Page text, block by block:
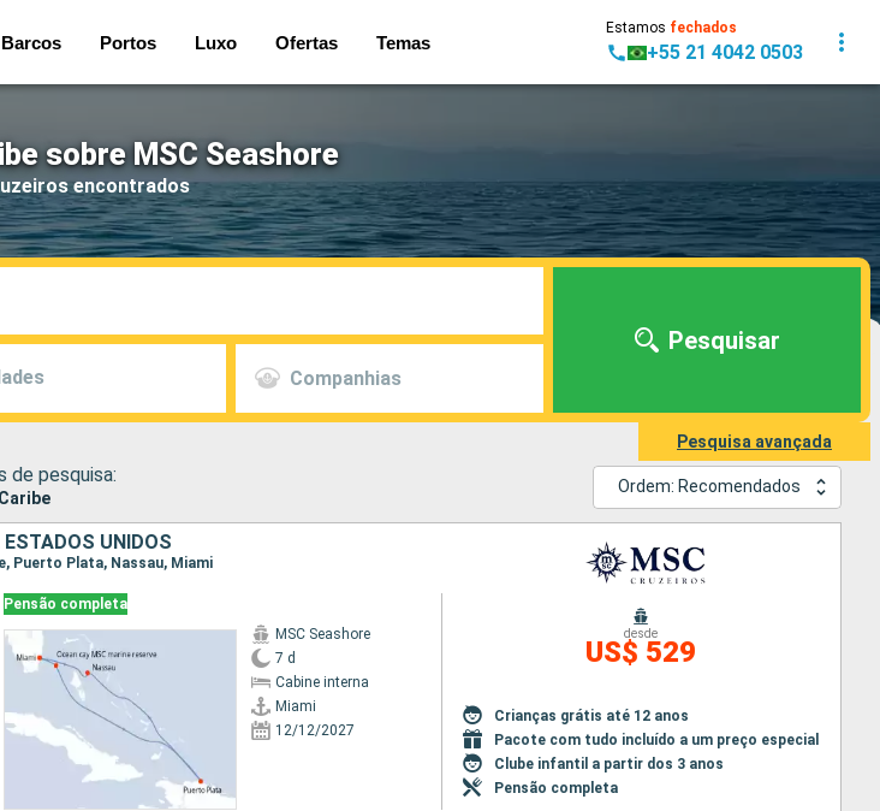
Barcos Portos Luxo Ofertas Temas
Estamos fechados
+55 21 4042 0503
sobre MSC Seashore
encontrados
Companhias
Pesquisar
Pesquisa avançada
de pesquisa:
Ordem: Recomendados
UNIDOS
Puerto Plata, Nassau, Miami
Pensão completa
MSC Seashore
7 d
Cabine interna
Miami
12/12/2027
desde
US$ 529
Crianças grátis até 12 anos
Pacote com tudo incluído a um preço especial
Clube infantil a partir dos 3 anos
Pensão completa